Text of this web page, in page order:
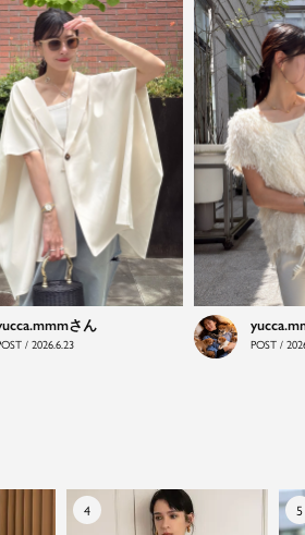
をテーマに、時代を超えて
ムを
ランク）は、「上品さ」と「気さく
取り入れた、大人のためのカジュ
り入れたくなる、でもどこか目を
特別の間を行き来するスタイルを
close
/ 2026.6.23 POST /